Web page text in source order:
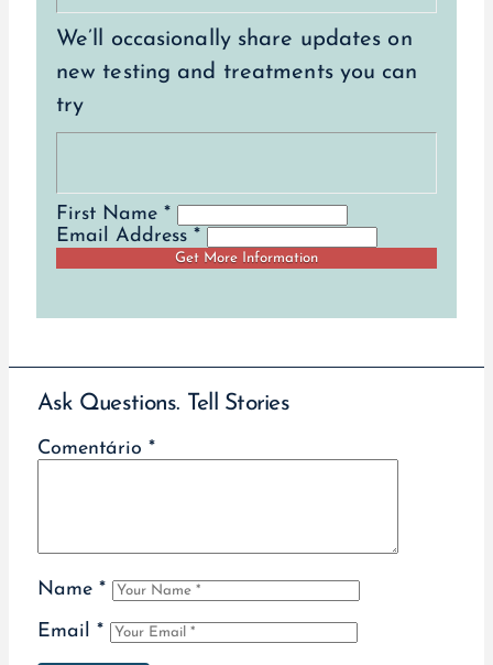
We’ll occasionally share updates on
new testing and treatments you can
try
First Name *
Email Address *
Ask Questions. Tell Stories
Comentário *
Name *
Email *